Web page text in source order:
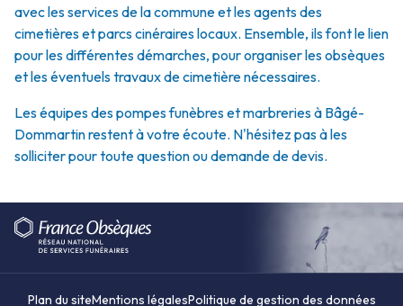
avec les services de la commune et les agents des
cimetières et parcs cinéraires locaux. Ensemble, ils font le lien
pour les différentes démarches, pour organiser les obsèques
et les éventuels travaux de cimetière nécessaires.
Les équipes des pompes funèbres et marbreries à Bâgé-
Dommartin restent à votre écoute. N'hésitez pas à les
solliciter pour toute question ou demande de devis.
Plan du siteMentions légalesPolitique de gestion des données